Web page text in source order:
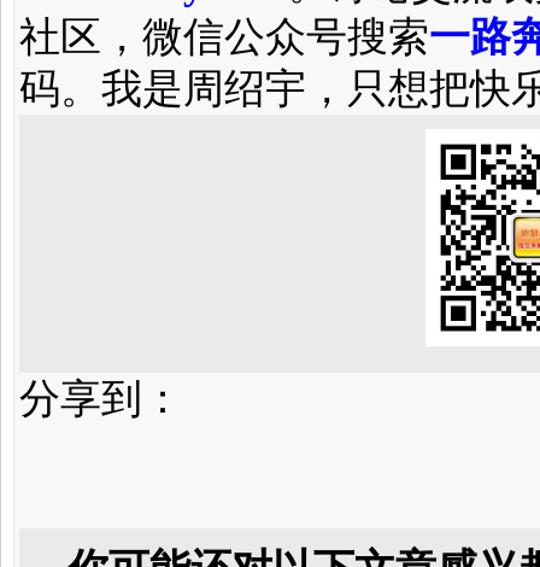
社区，微信公众号搜索一路
码。我是周绍宇，只想把快
分享到：